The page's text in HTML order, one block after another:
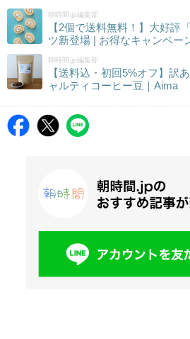
朝時間.jp編集部
【2個で送料無料！】大好評
ツ新登場 | お得なキャンペー
朝時間.jp編集部
【送料込・初回5%オフ】訳
ャルティコーヒー豆｜Aima